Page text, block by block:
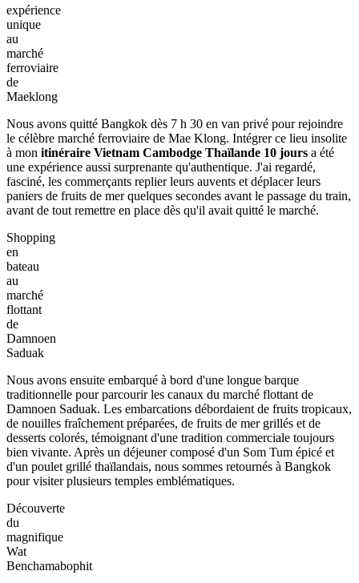
expérience
unique
au
marché
ferroviaire
de
Maeklong
Nous avons quitté Bangkok dès 7 h 30 en van privé pour rejoindre
le célèbre marché ferroviaire de Mae Klong. Intégrer ce lieu insolite
à mon itinéraire Vietnam Cambodge Thaïlande 10 jours a été
une expérience aussi surprenante qu'authentique. J'ai regardé,
fasciné, les commerçants replier leurs auvents et déplacer leurs
paniers de fruits de mer quelques secondes avant le passage du train,
avant de tout remettre en place dès qu'il avait quitté le marché.
Shopping
en
bateau
au
marché
flottant
de
Damnoen
Saduak
Nous avons ensuite embarqué à bord d'une longue barque
traditionnelle pour parcourir les canaux du marché flottant de
Damnoen Saduak. Les embarcations débordaient de fruits tropicaux,
de nouilles fraîchement préparées, de fruits de mer grillés et de
desserts colorés, témoignant d'une tradition commerciale toujours
bien vivante. Après un déjeuner composé d'un Som Tum épicé et
d'un poulet grillé thaïlandais, nous sommes retournés à Bangkok
pour visiter plusieurs temples emblématiques.
Découverte
du
magnifique
Wat
Benchamabophit